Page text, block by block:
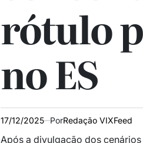
rótulo
no ES
17/12/2025 PorRedação VIXFeed
Após a divulgação dos